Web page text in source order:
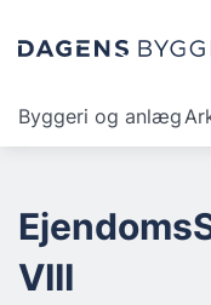
Byggeri og anlæg
VIII